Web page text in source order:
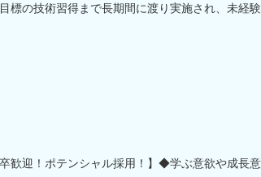
標の技術習得まで長期間に渡り実施され、未経
卒歓迎！ポテンシャル採用！】◆学ぶ意欲や成長